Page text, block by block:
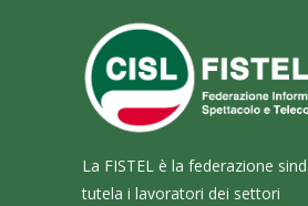
La FISTEL è la federazione
tutela i lavoratori dei settori